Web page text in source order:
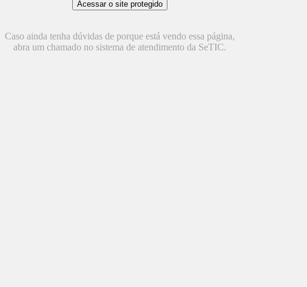
Caso ainda tenha dúvidas de porque está vendo essa página,
abra um chamado no sistema de atendimento da SeTIC.